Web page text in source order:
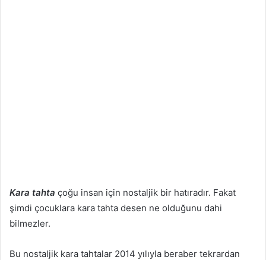
Kara tahta çoğu insan için nostaljik bir hatıradır. Fakat
şimdi çocuklara kara tahta desen ne olduğunu dahi
bilmezler.
Bu nostaljik kara tahtalar 2014 yılıyla beraber tekrardan